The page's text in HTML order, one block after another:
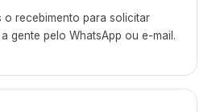
o recebimento para solicitar
gente pelo WhatsApp ou e-mail.